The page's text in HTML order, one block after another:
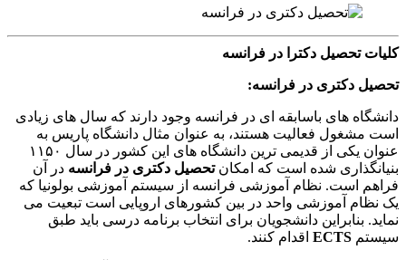
کلیات تحصیل دکترا در فرانسه
تحصیل دکتری در فرانسه:
دانشگاه های باسابقه ای در فرانسه وجود دارند که سال های زیادی
است مشغول فعالیت هستند، به عنوان مثال دانشگاه پاریس به
عنوان یکی از قدیمی ترین دانشگاه های این کشور در سال ۱۱۵۰
بنیانگذاری شده است که امکانتحصیل دکتری در فرانسه در آن
فراهم است. نظام آموزشی فرانسه از سیستم آموزشی بولونیا که
یک نظام آموزشی واحد در بین کشورهای اروپایی است تبعیت می
نماید. بنابراین دانشجویان برای انتخاب برنامه درسی باید طبق
سیستم ECTS اقدام کنند.